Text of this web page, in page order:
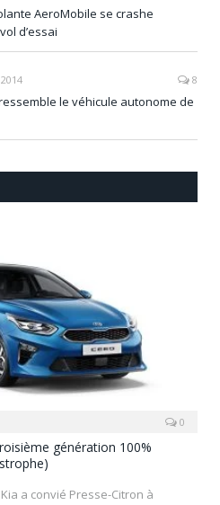
AeroMobile se crashe
d’essai
8
le véhicule autonome de
0
génération 100%
a convié Presse-Citron à